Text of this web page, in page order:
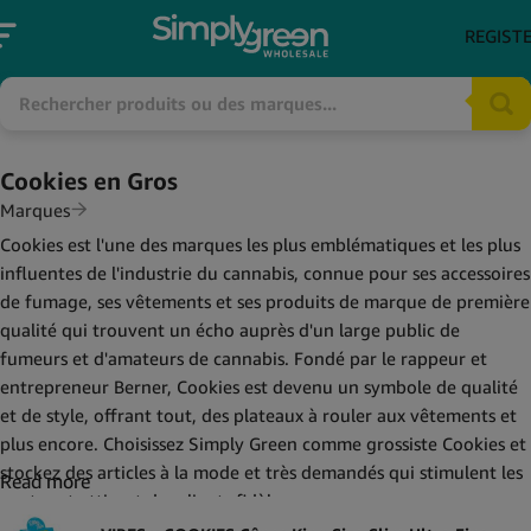
Cookies en Gros
Marques
Cookies est l'une des marques les plus emblématiques et les plus
influentes de l'industrie du cannabis, connue pour ses accessoires
de fumage, ses vêtements et ses produits de marque de première
qualité qui trouvent un écho auprès d'un large public de
fumeurs et d'amateurs de cannabis. Fondé par le rappeur et
entrepreneur Berner, Cookies est devenu un symbole de qualité
et de style, offrant tout, des plateaux à rouler aux vêtements et
plus encore. Choisissez Simply Green comme grossiste Cookies et
stockez des articles à la mode et très demandés qui stimulent les
ventes et attirent des clients fidèles.
Read more